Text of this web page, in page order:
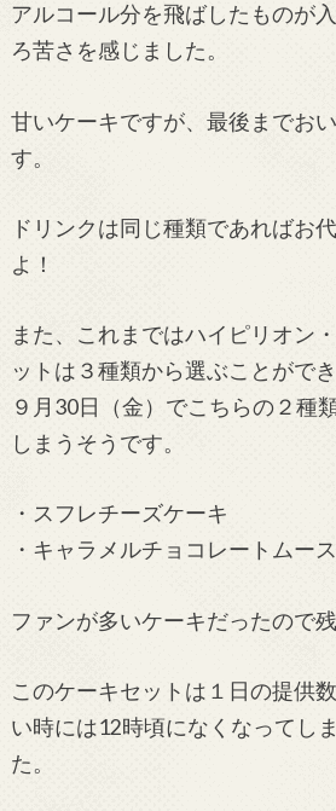
アルコール分を飛ばしたものが
ろ苦さを感じました。
甘いケーキですが、最後までお
す。
ドリンクは同じ種類であればお
よ！
また、これまではハイピリオン
ットは３種類から選ぶことがで
９月30日（金）でこちらの２種
しまうそうです。
・スフレチーズケーキ
・キャラメルチョコレートムース
ファンが多いケーキだったので残
このケーキセットは１日の提供
い時には12時頃になくなってし
た。